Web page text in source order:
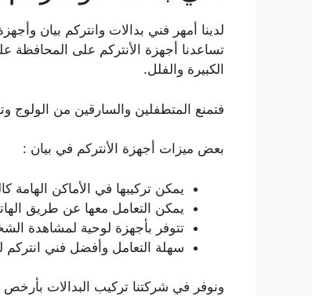
لدينا أمهر فني بدالات وانتركم بيان
تساعدنا أجهزة الأنتركم على المحافظة
الكبيرة والفلل.
فتمنع المتطفلين والسارقين من
بعض ميزات أجهزة الأنتركم في بيان :
يمكن تركيبها في الأماكن الهامة
يمكن التعامل معها عن طريق
تتوفر بأجهزة لوحية لمشاهدة
سهلة التعامل وأفضل فني انتركم
ونوفر في شركتنا تركيب البدالات بأرخص